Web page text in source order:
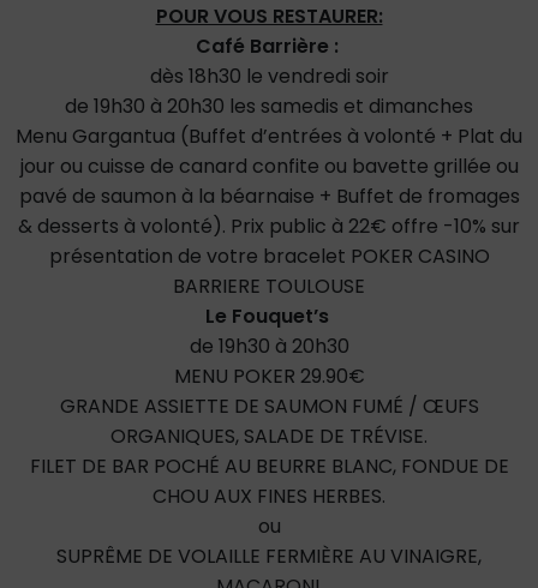
POUR VOUS RESTAURER:
Café Barrière :
dès 18h30 le vendredi soir
de 19h30 à 20h30 les samedis et dimanches
Menu Gargantua (Buffet d’entrées à volonté + Plat du
jour ou cuisse de canard confite ou bavette grillée ou
pavé de saumon à la béarnaise + Buffet de fromages
& desserts à volonté). Prix public à 22€ offre -10% sur
présentation de votre bracelet POKER CASINO
BARRIERE TOULOUSE
Le Fouquet’s
de 19h30 à 20h30
MENU POKER 29.90€
GRANDE ASSIETTE DE SAUMON FUMÉ / ŒUFS
ORGANIQUES, SALADE DE TRÉVISE.
FILET DE BAR POCHÉ AU BEURRE BLANC, FONDUE DE
CHOU AUX FINES HERBES.
ou
SUPRÊME DE VOLAILLE FERMIÈRE AU VINAIGRE,